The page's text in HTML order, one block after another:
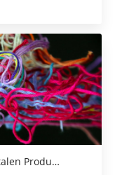
Produ…